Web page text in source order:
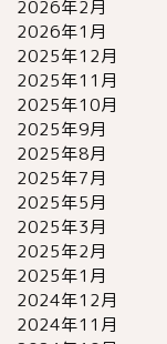
2026年2月
2026年1月
2025年12月
2025年11月
2025年10月
2025年9月
2025年8月
2025年7月
2025年5月
2025年3月
2025年2月
2025年1月
2024年12月
2024年11月